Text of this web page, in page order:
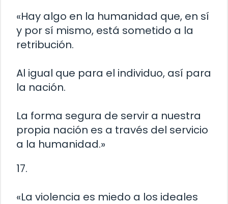
«Hay algo en la humanidad que, en sí
y por sí mismo, está sometido a la
retribución.
Al igual que para el individuo, así para
la nación.
La forma segura de servir a nuestra
propia nación es a través del servicio
a la humanidad.»
17.
«La violencia es miedo a los ideales